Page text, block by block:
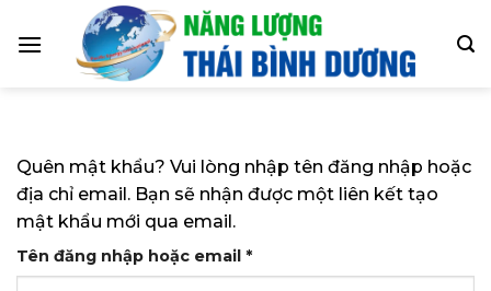
Quên mật khẩu? Vui lòng nhập tên đăng nhập hoặc
địa chỉ email. Bạn sẽ nhận được một liên kết tạo
mật khẩu mới qua email.
Tên đăng nhập hoặc email *Bắt
buộc